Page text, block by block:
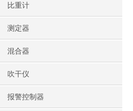
比重计
测定器
混合器
吹干仪
报警控制器